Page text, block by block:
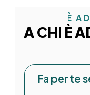
È
A CHI È
Fa per te
...